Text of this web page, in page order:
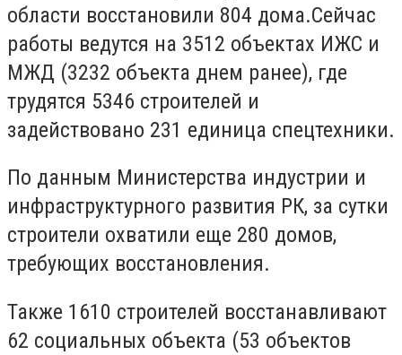
области восстановили 804 дома.Сейчас
работы ведутся на 3512 объектах ИЖС и
МЖД (3232 объекта днем ранее), где
трудятся 5346 строителей и
задействовано 231 единица спецтехники.
По данным Министерства индустрии и
инфраструктурного развития РК, за сутки
строители охватили еще 280 домов,
требующих восстановления.
Также 1610 строителей восстанавливают
62 социальных объекта (53 объектов